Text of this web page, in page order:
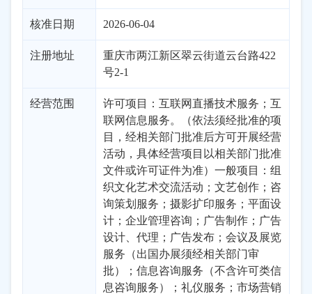
核准日期 2026-06-04
注册地址
重庆市两江新区翠云街道云台路422
号2-1
经营范围
许可项目：互联网直播技术服务；互
联网信息服务。（依法须经批准的项
目，经相关部门批准后方可开展经营
活动，具体经营项目以相关部门批准
文件或许可证件为准）一般项目：组
织文化艺术交流活动；文艺创作；咨
询策划服务；摄影扩印服务；平面设
计；企业管理咨询；广告制作；广告
设计、代理；广告发布；会议及展览
服务（出国办展须经相关部门审
批）；信息咨询服务（不含许可类信
息咨询服务）；礼仪服务；市场营销